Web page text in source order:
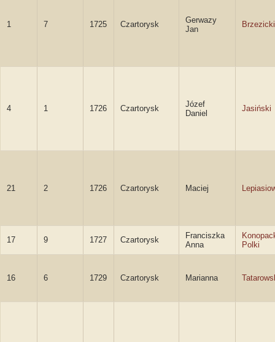
1 7 1725 Czartorysk
Gerwazy
Jan
Brzezicki
4 1 1726 Czartorysk
Józef
Daniel
Jasiński
21 2 1726 Czartorysk Maciej
17 9 1727 Czartorysk
Franciszka
Anna
Polki
16 6 1729 Czartorysk Marianna